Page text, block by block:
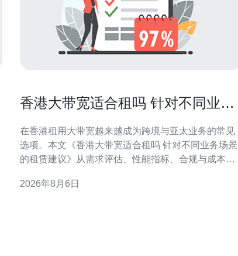
香港大带宽适合租吗 针对不同业务
在香港租用大带宽越来越成为跨境与亚太业务的常见
选项。本文《香港大带宽适合租吗 针对不同业务场景
的租赁建议》从需求评估、性能指标、合规与成本控
助技术与采购决策者快速判断是否值得租用并如何配
2026年8月6日